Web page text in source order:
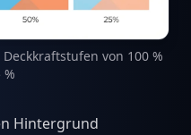
von 100 %
%
Hintergrund